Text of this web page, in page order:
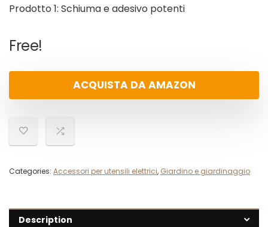
Prodotto 1: Schiuma e adesivo potenti
Free!
ACQUISTA DA AMAZON
Categories: Accessori per utensili elettrici, Giardino e giardinaggio
Description